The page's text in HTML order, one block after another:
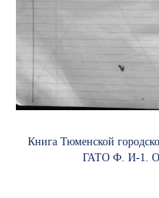
Книга Тюменской
ГАТО Ф. И-1.